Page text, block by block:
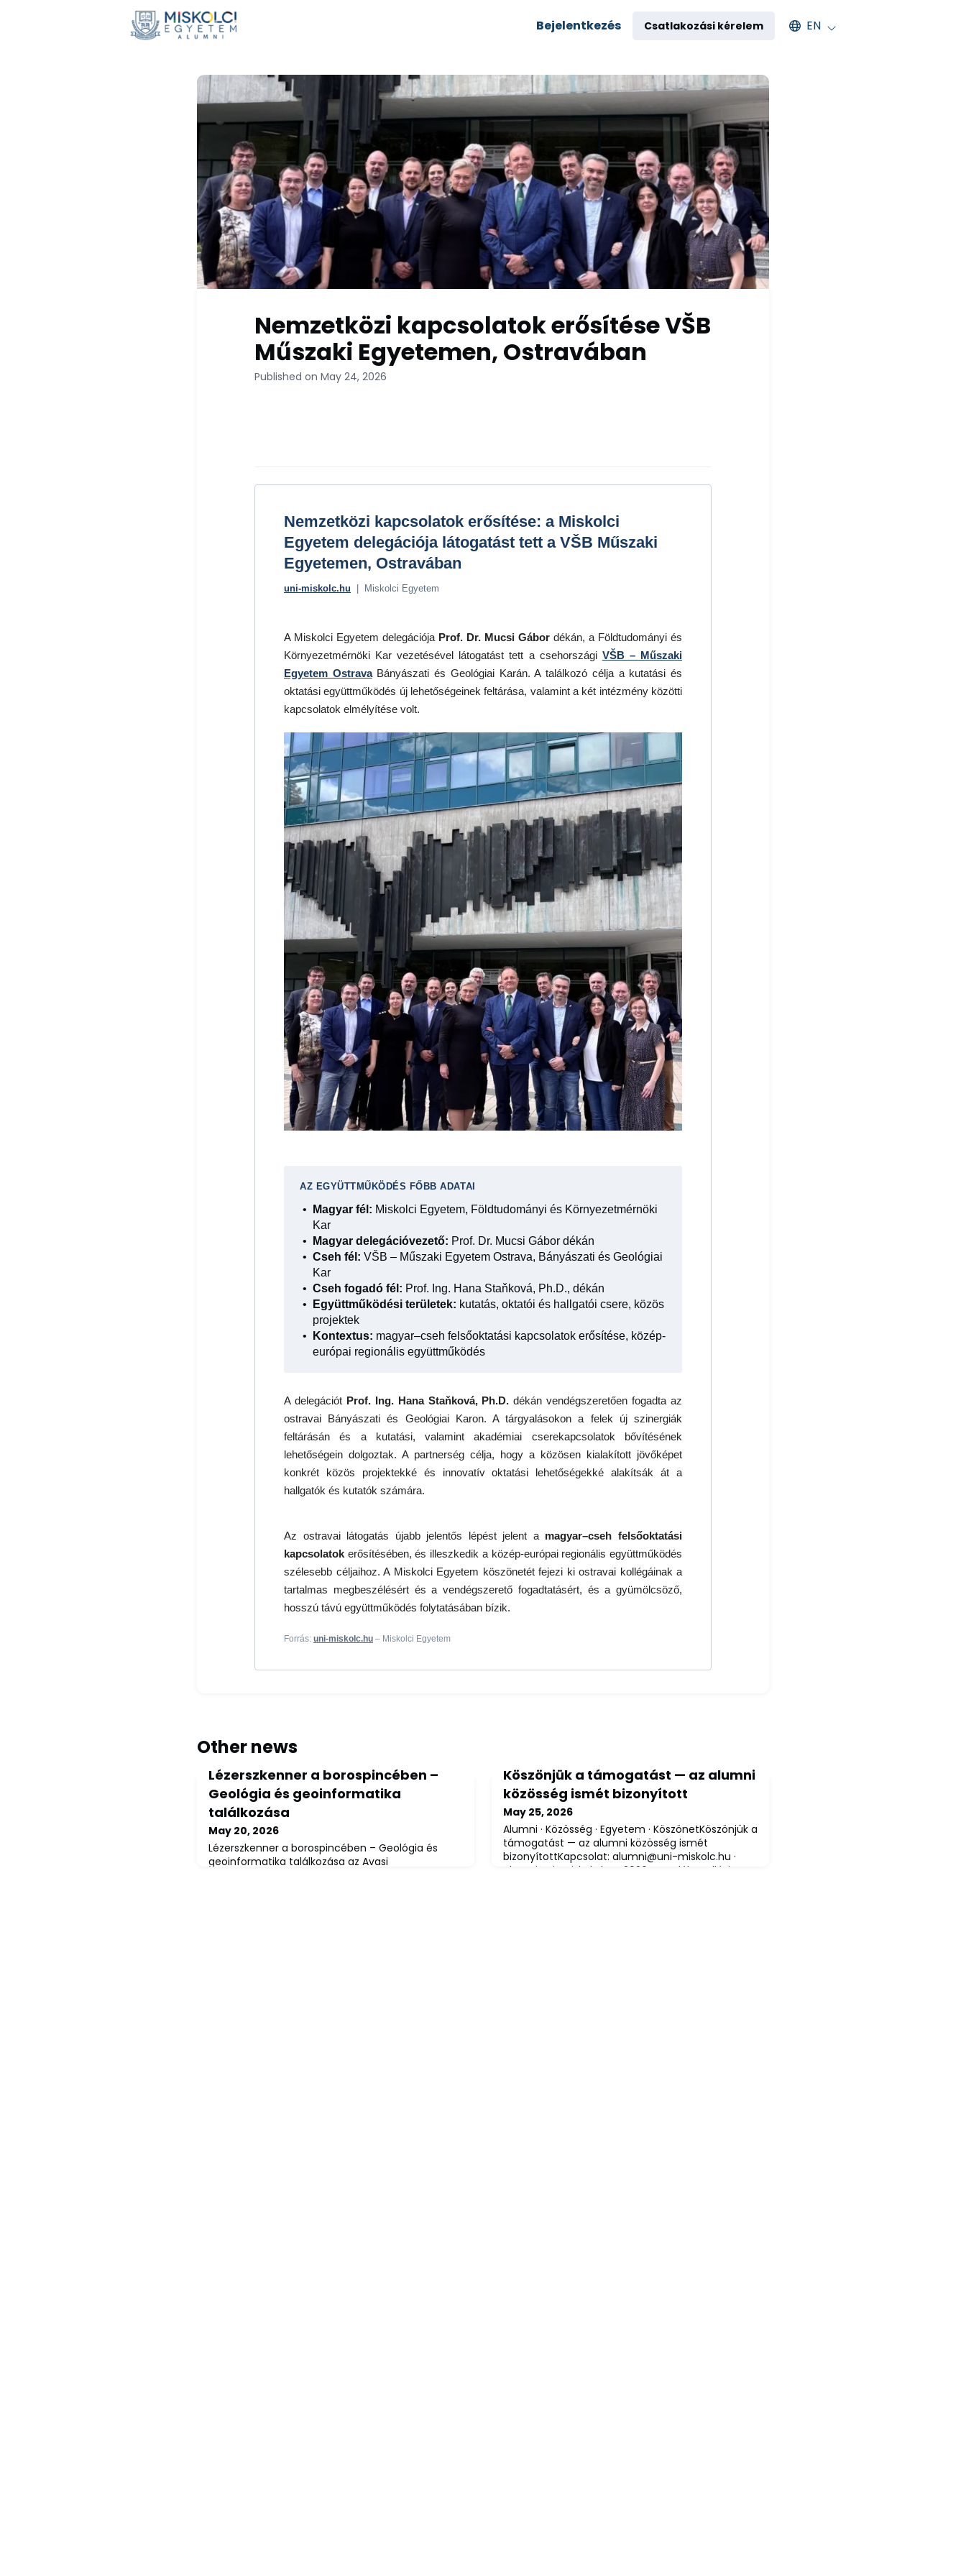
Adományozás Csoportok
Visszatérés az egyetemre
Nemzetközi alumni Rólunk
Bejelentkezés Csatlakozási kérelem Select an available language
EN
Nemzetközi kapcsolatok erősítése VŠB
Műszaki Egyetemen, Ostravában
Published on May 24, 2026
Nemzetközi kapcsolatok erősítése: a Miskolci
Egyetem delegációja látogatást tett a VŠB Műszaki
Egyetemen, Ostravában
uni-miskolc.hu | Miskolci Egyetem
A Miskolci Egyetem delegációja Prof. Dr. Mucsi Gábor dékán, a Földtudományi és
Környezetmérnöki Kar vezetésével látogatást tett a csehországi VŠB – Műszaki
Egyetem OstravaBányászati és Geológiai Karán. A találkozó célja a kutatási és
oktatási együttműködés új lehetőségeinek feltárása, valamint a két intézmény közötti
kapcsolatok elmélyítése volt.
AZ EGYÜTTMŰKÖDÉS FŐBB ADATAI
Magyar fél: Miskolci Egyetem, Földtudományi és Környezetmérnöki
Kar
Magyar delegációvezető: Prof. Dr. Mucsi Gábor dékán
Cseh fél: VŠB – Műszaki Egyetem Ostrava, Bányászati és Geológiai
Kar
Cseh fogadó fél: Prof. Ing. Hana Staňková, Ph.D., dékán
Együttműködési területek: kutatás, oktatói és hallgatói csere, közös
projektek
Kontextus: magyar–cseh felsőoktatási kapcsolatok erősítése, közép-
európai regionális együttműködés
A delegációt Prof. Ing. Hana Staňková, Ph.D. dékán vendégszeretően fogadta az
ostravai Bányászati és Geológiai Karon. A tárgyalásokon a felek új szinergiák
feltárásán és a kutatási, valamint akadémiai cserekapcsolatok bővítésének
lehetőségein dolgoztak. A partnerség célja, hogy a közösen kialakított jövőképet
konkrét közös projektekké és innovatív oktatási lehetőségekké alakítsák át a
hallgatók és kutatók számára.
Az ostravai látogatás újabb jelentős lépést jelent a magyar–cseh felsőoktatási
kapcsolatok erősítésében, és illeszkedik a közép-európai regionális együttműködés
szélesebb céljaihoz. A Miskolci Egyetem köszönetét fejezi ki ostravai kollégáinak a
tartalmas megbeszélésért és a vendégszerető fogadtatásért, és a gyümölcsöző,
hosszú távú együttműködés folytatásában bízik.
Forrás: uni-miskolc.hu – Miskolci Egyetem
Other news
Lézerszkenner a borospincében –
Geológia és geoinformatika
találkozása
May 20, 2026
Lézerszkenner a borospincében – Geológia és
geoinformatika találkozása az Avasi
Köszönjük a támogatást — az alumni
közösség ismét bizonyított
May 25, 2026
Alumni · Közösség · Egyetem · KöszönetKöszönjük a
támogatást — az alumni közösség ismét
bizonyítottKapcsolat: alumni@uni-miskolc.hu ·
alumni.uni-miskolc.huA 2026-os adóbevallási